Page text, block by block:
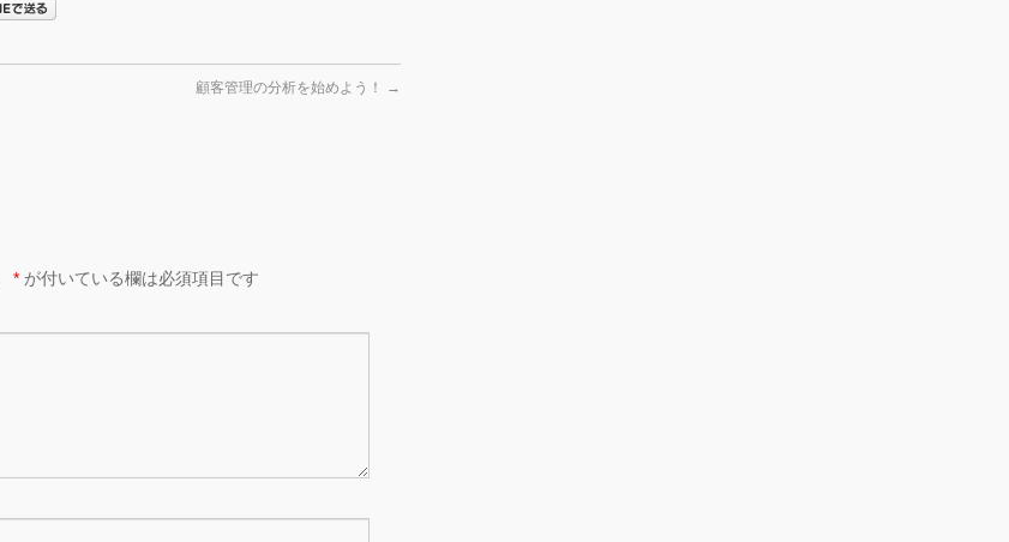
顧客管理の分析を始めよう！ →
* が付いている欄は必須項目です